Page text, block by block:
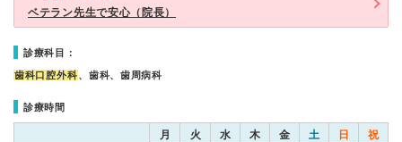
ベテラン先生で安心（院長）
診療科目：
歯科口腔外科、歯科、歯周病科
診療時間
月 火 水 木 金 土 日 祝